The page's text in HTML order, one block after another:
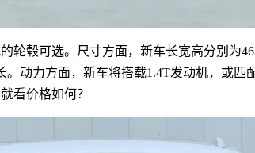
轮毂可选。尺寸方面，新车长宽高分别为
。动力方面，新车将搭载1.4T发动机，或匹
看价格如何？